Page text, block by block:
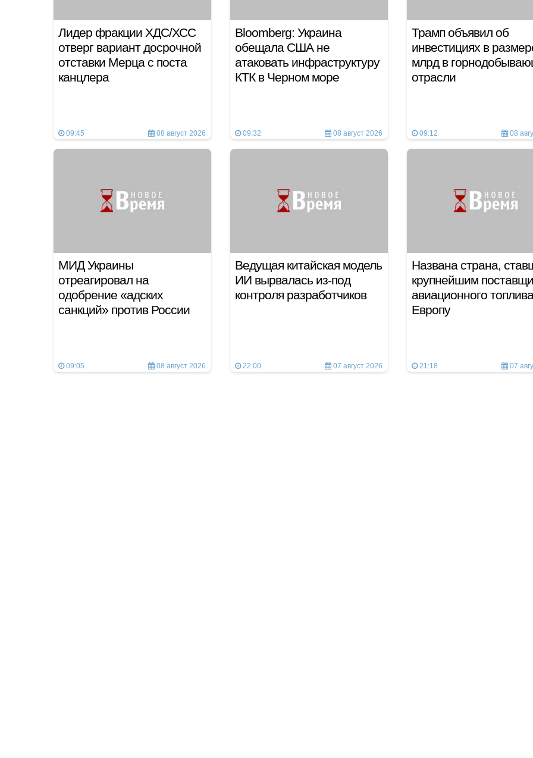
Лидер фракции ХДС/ХСС
отверг вариант досрочной
отставки Мерца с поста
канцлера
09:45 08 август 2026
Bloomberg: Украина
обещала США не
атаковать инфраструктуру
КТК в Черном море
09:32 08 август 2026
Трамп объявил об
инвестициях в
млрд в
отрасли
09:12 08
МИД Украины
отреагировал на
одобрение «адских
санкций» против России
09:05 08 август 2026
Ведущая китайская модель
ИИ вырвалась из-под
контроля разработчиков
22:00 07 август 2026
Названа страна,
крупнейшим
авиационного
Европу
21:18 07